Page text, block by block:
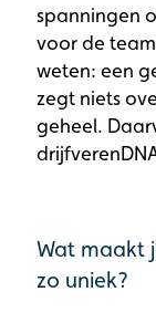
spanningen
voor de
weten: een
zegt niets
geheel.
Wat maakt
zo uniek?